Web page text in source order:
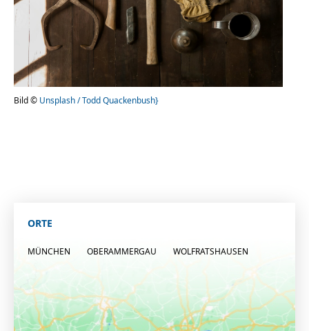
Zeit fürs Oberland
Bild © Unsplash / Todd Quackenbush}
ORTE
MÜNCHEN OBERAMMERGAU WOLFRATSHAUSEN